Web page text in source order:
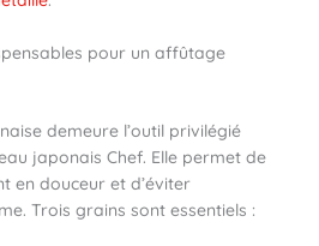
pour un affûtage
demeure l’outil privilégié
japonais Chef. Elle permet de
en douceur et d’éviter
Trois grains sont essentiels :